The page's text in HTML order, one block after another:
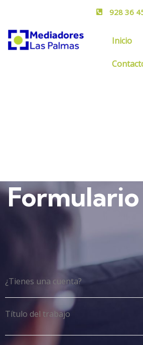
928 36
Inicio
¿Tienes una cuenta?
Título del trabajo